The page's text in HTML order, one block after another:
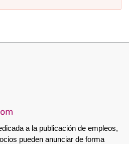
a la publicación de empleos,
pueden anunciar de forma